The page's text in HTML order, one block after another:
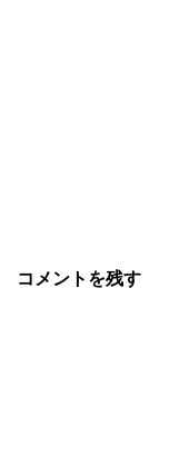
コメントを残す